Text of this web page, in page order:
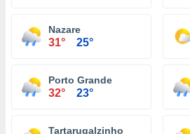
Nazare
31° 25°
Porto Grande
32° 23°
Tartarugalzinho